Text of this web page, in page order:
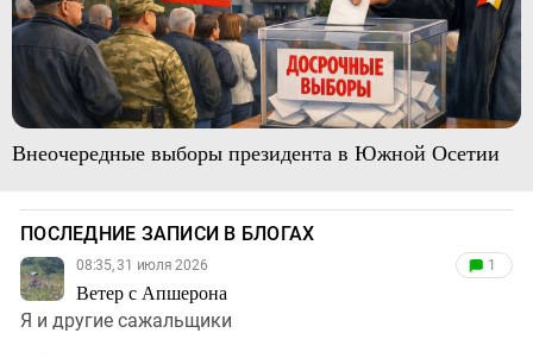
Внеочередные выборы президента в Южной Осетии
ПОСЛЕДНИЕ ЗАПИСИ В БЛОГАХ
08:35, 31 июля 2026
Ветер с Апшерона
1
Я и другие сажальщики